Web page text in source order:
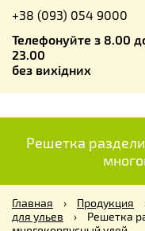
+38 (093) 054 9000
Телефонуйте з 8.00
23.00
без вихідних
Решетка
Главная › Продукция
для ульев
›
Решетка